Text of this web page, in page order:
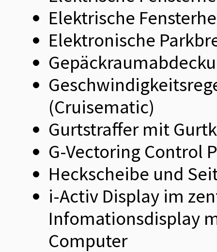
Elektrische
Elektronische
(Cruisematic)
Gurtstraffer mit
G-Vectoring Control
Heckscheibe und
i-Activ Display im
Infomationsdisplay
Computer